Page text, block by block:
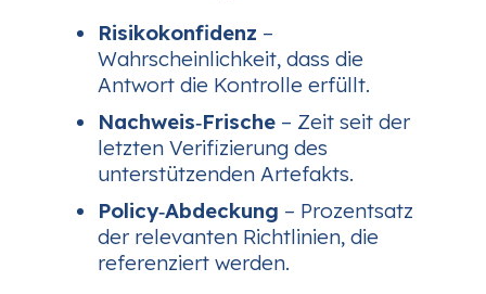
Risikokonfidenz –
Wahrscheinlichkeit, dass die
Antwort die Kontrolle erfüllt.
Nachweis‑Frische – Zeit seit der
letzten Verifizierung des
unterstützenden Artefakts.
Policy‑Abdeckung – Prozentsatz
der relevanten Richtlinien, die
referenziert werden.